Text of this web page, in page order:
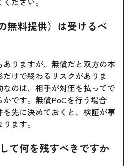
無料提供）は受けるべ
りますが、無償だと双方の本
けで終わるリスクがありま
のは、相手が対価を払ってで
です。無償PoCを行う場合
先に決めておくと、検証が事
ます。
て何を残すべきですか